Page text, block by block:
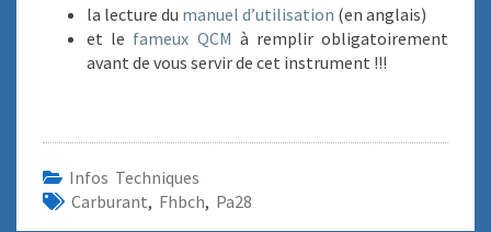
la lecture du manuel d’utilisation (en anglais)
et le fameux QCM à remplir obligatoirement
avant de vous servir de cet instrument !!!
Infos Techniques
Carburant, Fhbch, Pa28